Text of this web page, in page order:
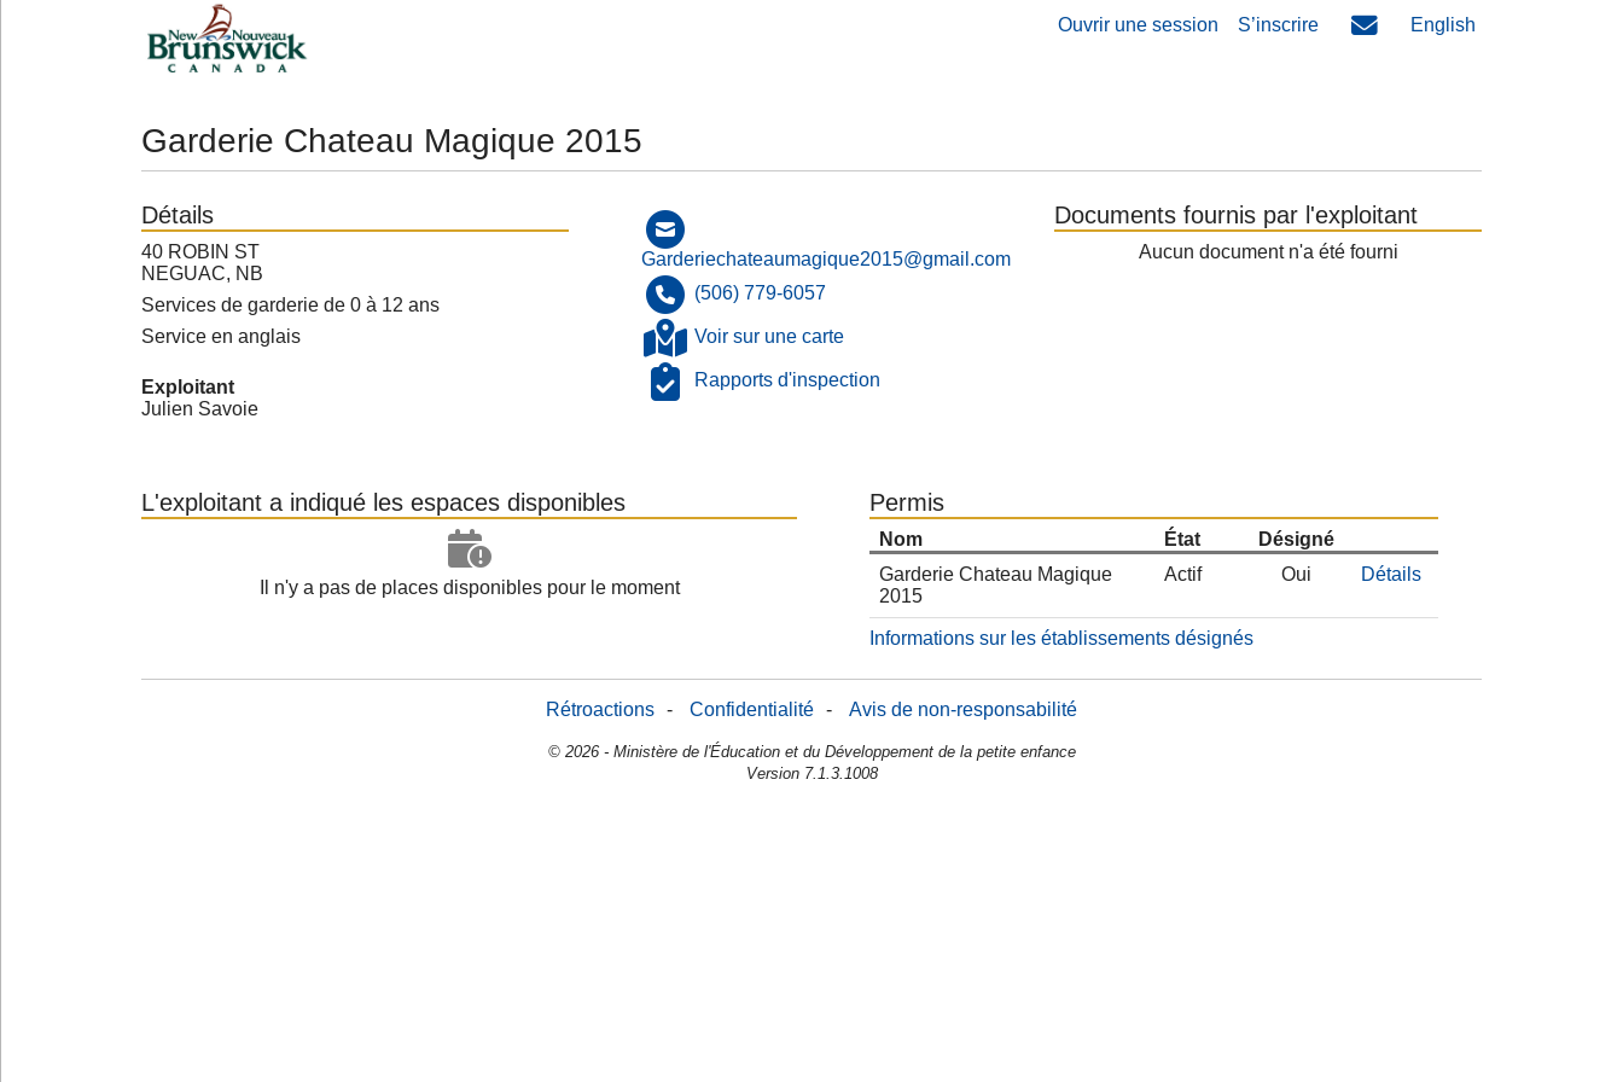
Ouvrir une session S’inscrire English
Garderie Chateau Magique 2015
Détails
40 ROBIN ST
NEGUAC, NB
Services de garderie de 0 à 12 ans
Service en anglais
Exploitant
Julien Savoie
Garderiechateaumagique2015@gmail.com
(506) 779-6057
Voir sur une carte
Rapports d'inspection
Documents fournis par l'exploitant
Aucun document n'a été fourni
L'exploitant a indiqué les espaces disponibles
Il n'y a pas de places disponibles pour le moment
Permis
Nom État
Désigné
Garderie Chateau Magique
2015
Actif Oui Détails
Informations sur les établissements désignés
Rétroactions - Confidentialité - Avis de non-responsabilité
© 2026 - Ministère de l'Éducation et du Développement de la petite enfance
Version 7.1.3.1008